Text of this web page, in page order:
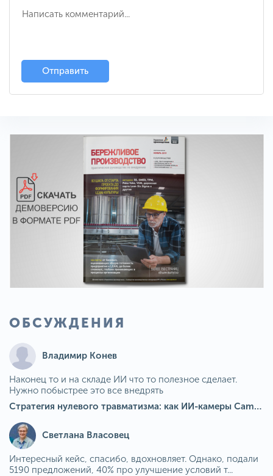
Отправить
ОБСУЖДЕНИЯ
Владимир Конев
Наконец то и на складе ИИ что то полезное сделает.
Нужно побыстрее это все внедрять
Стратегия нулевого травматизма: как ИИ-камеры Camkord снижают риск наезда на пешехода при работе на погрузчике
Светлана Власовец
Интересный кейс, спасибо, вдохновляет. Однако, подали
5190 предложений, 40% про улучшение условий т...